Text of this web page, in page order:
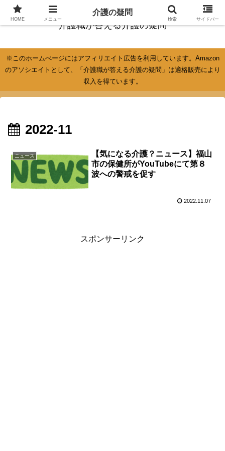
介護職が答える介護の疑問
※このホームぺージにはアフィリエイト広告を利用しています。Amazon
のアソシエイトとして、「介護職が答える介護の疑問」は適格販売により
収入を得ています。
2022-11
ニュース
【気になる介護？ニュース】福山
市の保健所がYouTubeにて第８
波への警戒を促す
2022.11.07
スポンサーリンク
HOME メニュー
介護の疑問
検索 サイドバー